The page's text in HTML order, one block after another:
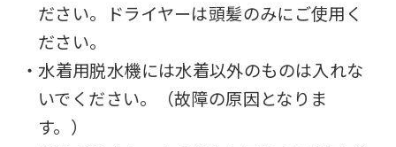
ださい。ドライヤーは頭髪のみにご使用く
ださい。
・水着用脱水機には水着以外のものは入れな
いでください。（故障の原因となりま
す。）
foreigners
Central
Sports